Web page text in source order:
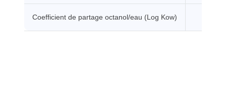
Coefficient de partage octanol/eau (Log Kow)